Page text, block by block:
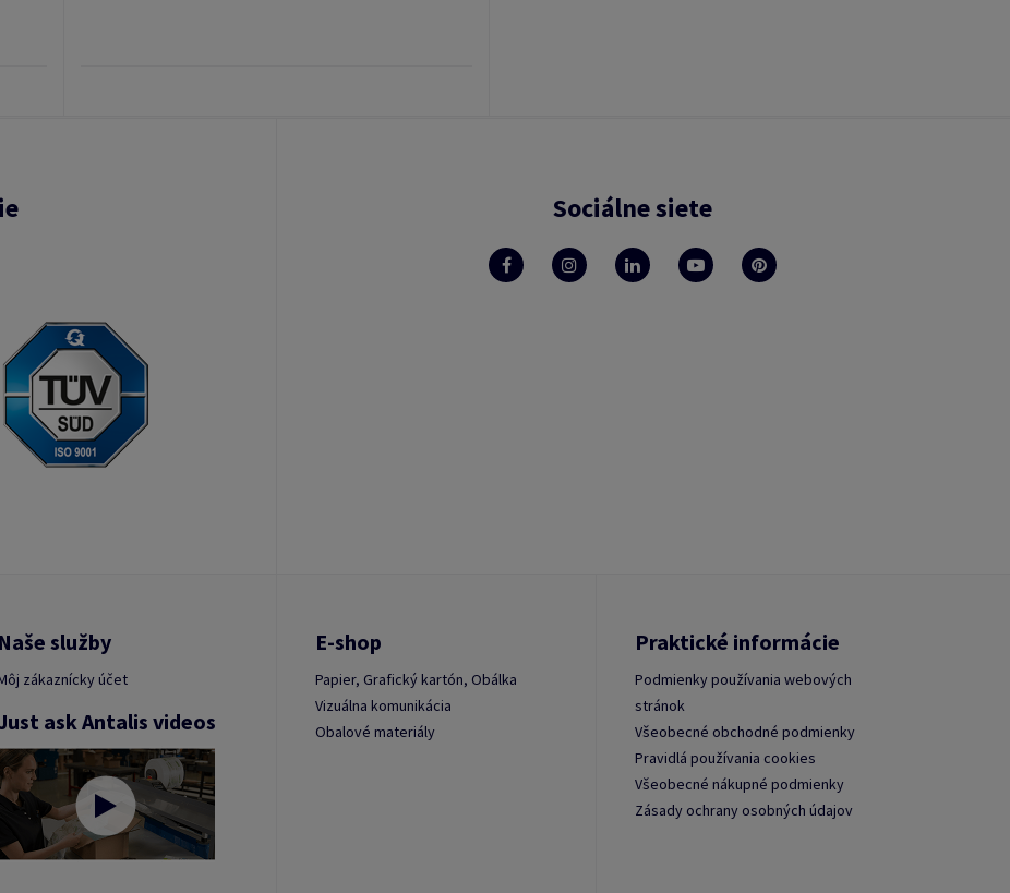
Sociálne siete
Naše služby
zákaznícky účet
ask Antalis videos
E-shop
Papier, Grafický kartón, Obálka
Vizuálna komunikácia
Obalové materiály
Praktické informácie
Podmienky používania webových
stránok
Všeobecné obchodné podmienky
Pravidlá používania cookies
Všeobecné nákupné podmienky
Zásady ochrany osobných údajov